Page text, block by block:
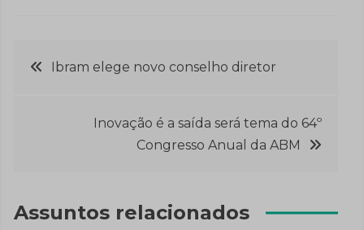
Navegação
Ibram elege novo conselho diretor
Inovação é a saída será tema do 64º
Congresso Anual da ABM
Assuntos relacionados